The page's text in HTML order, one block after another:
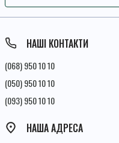
Умови угоди
НАШІ КОНТАКТИ
(068) 950 10 10
(050) 950 10 10
(093) 950 10 10
НАША АДРЕСА